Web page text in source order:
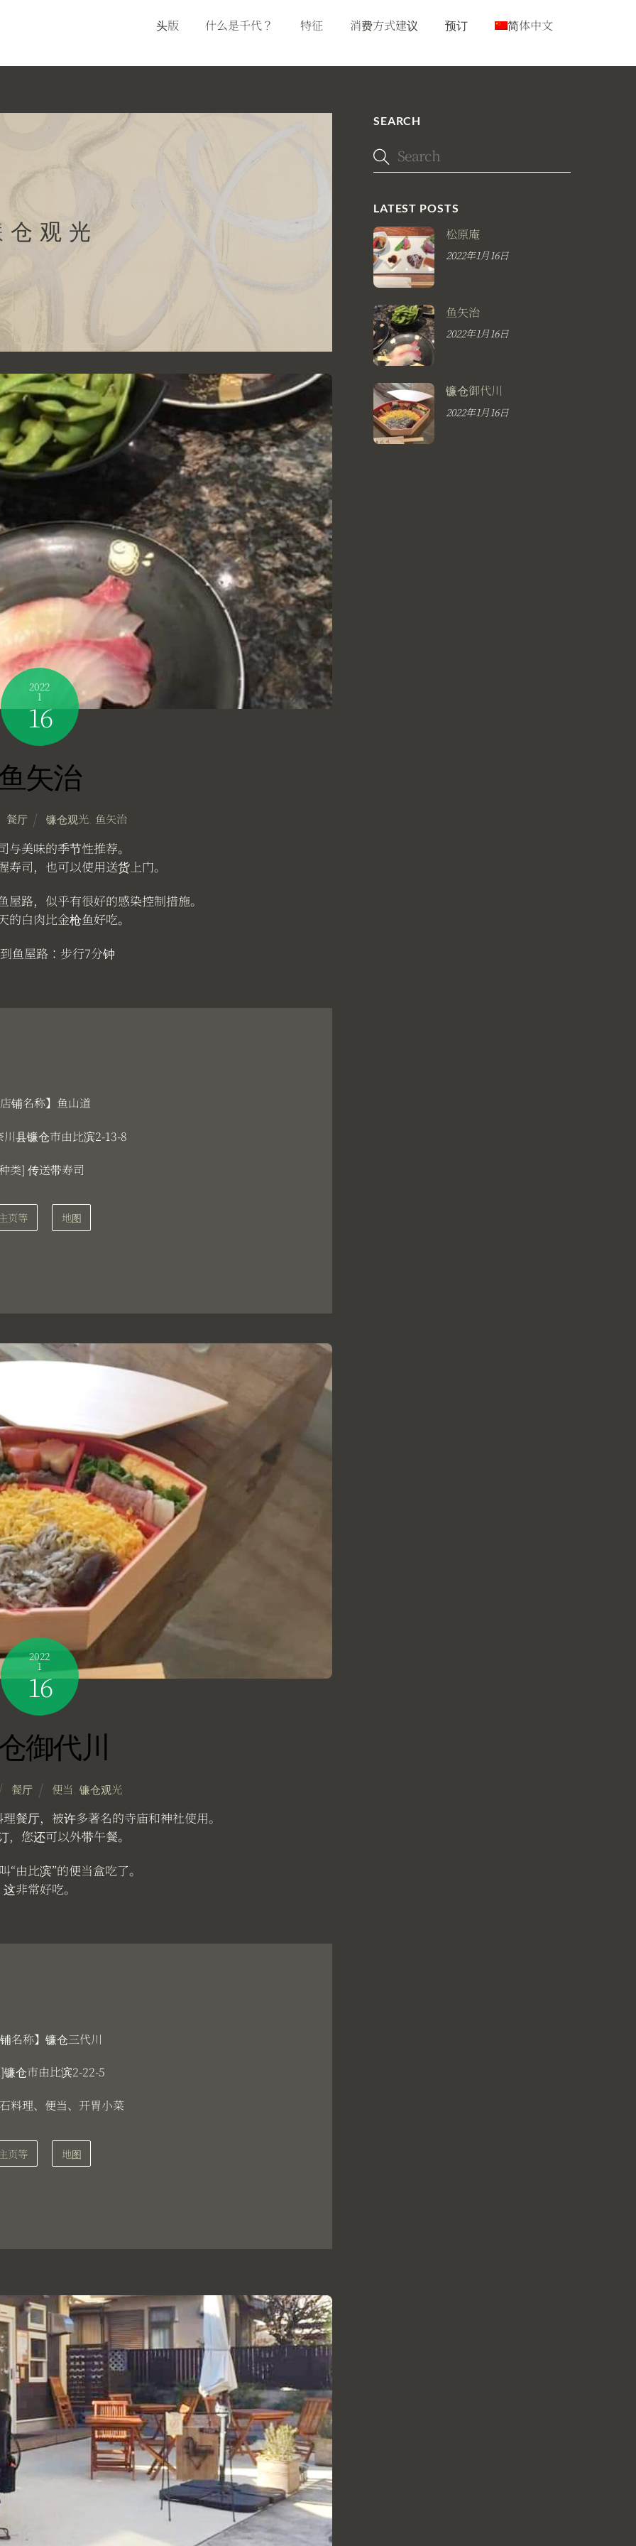
头版 什么是千代？ 特征 消费方式建议 预订 简体中文
仓观光
2022
1
16
矢治
餐厅 镰仓观光 鱼矢治
与美味的季节性推荐。
寿司，也可以使用送货上门。
屋路，似乎有很好的感染控制措施。
的白肉比金枪鱼好吃。
鱼屋路：步行7分钟
店铺名称】鱼山道
县镰仓市由比滨2-13-8
类] 传送带寿司
主页等 地图
2022
1
16
御代川
餐厅 便当 镰仓观光
餐厅，被许多著名的寺庙和神社使用。
，您还可以外带午餐。
“由比滨”的便当盒吃了。
这非常好吃。
铺名称】镰仓三代川
镰仓市由比滨2-22-5
料理、便当、开胃小菜
主页等 地图
SEARCH
LATEST POSTS
松原庵
2022年1月16日
鱼矢治
2022年1月16日
镰仓御代川
2022年1月16日